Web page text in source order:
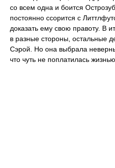
со всем одна и боится
постоянно ссорится с
доказать ему свою правоту. В
в разные стороны, остальные
Сэрой. Но она выбрала
что чуть не поплатилась